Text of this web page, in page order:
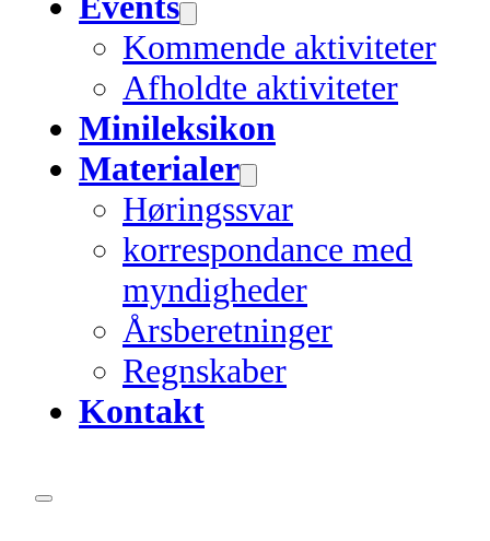
Kommende aktiviteter
Afholdte aktiviteter
Minileksikon
Materialer
Høringssvar
korrespondance med
myndigheder
Årsberetninger
Regnskaber
Kontakt